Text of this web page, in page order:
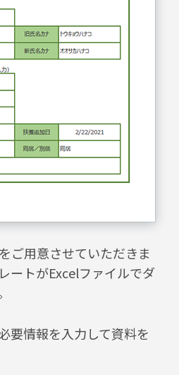
ご用意させていただきま
ートがExcelファイルでダ
要情報を入力して資料を